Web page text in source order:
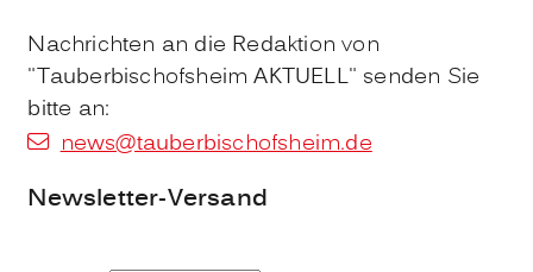
Nachrichten an die Redaktion von
"Tauberbischofsheim AKTUELL" senden Sie
bitte an:
news@tauberbischofsheim.de
Newsletter-Versand